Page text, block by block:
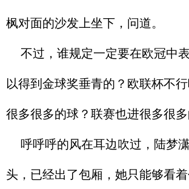
枫对面的沙发上坐下，问道。
不过，谁规定一定要在欧冠中
以得到金球奖垂青的？欧联杯不
很多很多的球？联赛也进很多很多
呼呼呼的风在耳边吹过，陆梦
头，已经出了包厢，她只能够看